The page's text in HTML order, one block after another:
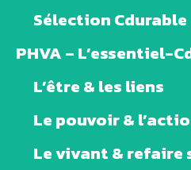
Sélection Cdurable
PHVA – L’essentiel-
L’être & les liens
Le pouvoir &
Le vivant & refaire